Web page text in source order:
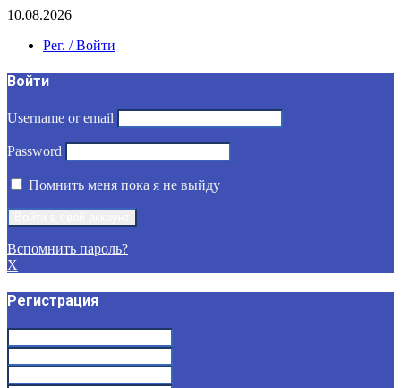
10.08.2026
Рег. / Войти
Войти
Username or email
Password
Помнить меня пока я не выйду
Вспомнить пароль?
X
Регистрация